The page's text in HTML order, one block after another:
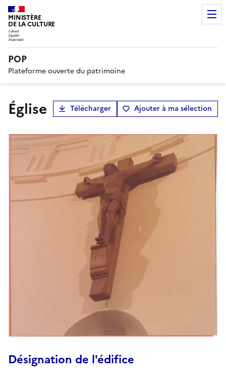
MINISTÈRE
DE LA CULTURE
POP
Plateforme ouverte du patrimoine
Église Télécharger Ajouter à ma sélection
Désignation de l'édifice